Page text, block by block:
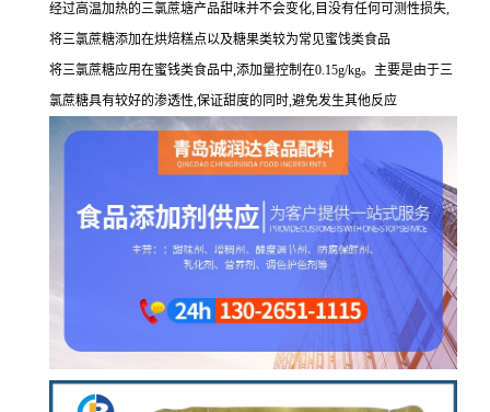
经过高温加热的三氯蔗塘产品甜味并不会变化,目没有任何可测性损失,
将三氯蔗糖添加在烘焙糕点以及糖果类较为常见蜜饯类食品
将三氯蔗糖应用在蜜钱类食品中,添加量控制在0.15g/kg。主要是由于三
氯蔗糖具有较好的渗透性,保证甜度的同时,避免发生其他反应